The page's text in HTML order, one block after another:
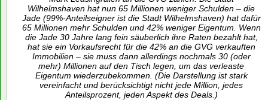
Wilhelmshaven hat nun 65 Millionen weniger Schulden – die
Jade (99%-Anteilseigner ist die Stadt Wilhelmshaven) hat dafür
65 Millionen mehr Schulden und 42% weniger Eigentum. Wenn
die Jade 30 Jahre lang fein säuberlich ihre Raten bezahlt hat,
hat sie ein Vorkaufsrecht für die 42% an die GVG verkauften
Immobilien – sie muss dann allerdings nochmals 30 (oder
mehr) Millionen auf den Tisch legen, um das verleaste
Eigentum wiederzubekommen. (Die Darstellung ist stark
vereinfacht und berücksichtigt nicht jede Million, jedes
Anteilsprozent, jeden Aspekt des Deals.)